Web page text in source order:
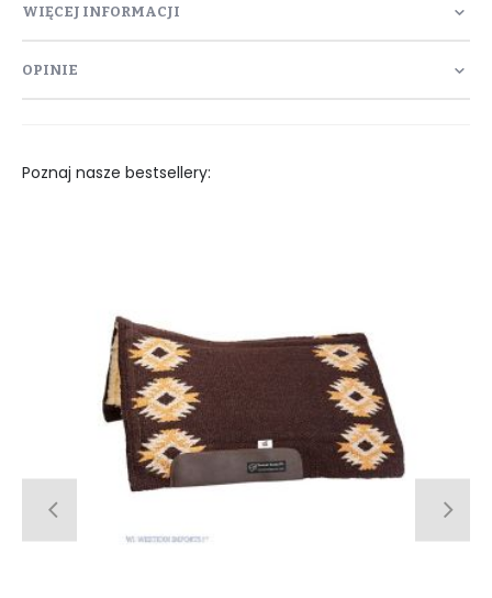
WIĘCEJ INFORMACJI
OPINIE
Poznaj nasze bestsellery: